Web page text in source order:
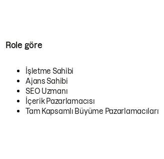
Role göre
İşletme Sahibi
Ajans Sahibi
SEO Uzmanı
İçerik Pazarlamacısı
Tam Kapsamlı Büyüme Pazarlamacıları